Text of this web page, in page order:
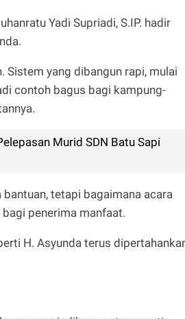
Yadi Supriadi, S.IP. hadir
Sistem yang dibangun rapi, mulai
contoh bagus bagi kampung-
Murid SDN Batu Sapi
tetapi bagaimana acara
penerima manfaat.
H. Asyunda terus